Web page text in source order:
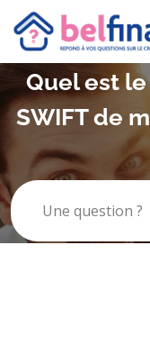
Quel est
SWIFT de
RACHAT